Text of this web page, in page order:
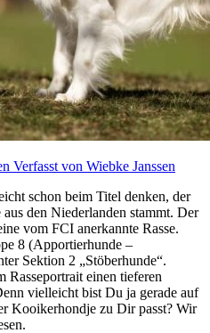
Verfasst von Wiebke Janssen
schon beim Titel denken, der
den Niederlanden stammt. Der
vom FCI anerkannte Rasse.
8 (Apportierhunde –
Sektion 2 „Stöberhunde“.
einen tieferen
vielleicht bist Du ja gerade auf
Kooikerhondje zu Dir passt? Wir